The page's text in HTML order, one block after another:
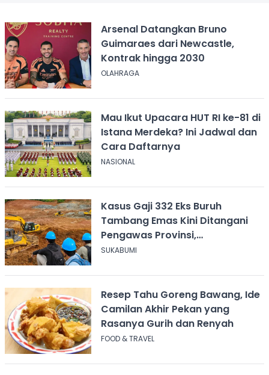
Arsenal Datangkan Bruno
Guimaraes dari Newcastle,
Kontrak hingga 2030
OLAHRAGA
Mau Ikut Upacara HUT RI ke-81 di
Istana Merdeka? Ini Jadwal dan
Cara Daftarnya
NASIONAL
Kasus Gaji 332 Eks Buruh
Tambang Emas Kini Ditangani
Pengawas Provinsi,
Disnakertrans Sukabumi Terus
SUKABUMI
Resep Tahu Goreng Bawang, Ide
Camilan Akhir Pekan yang
Rasanya Gurih dan Renyah
FOOD & TRAVEL